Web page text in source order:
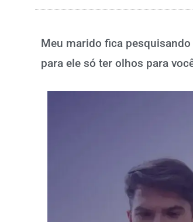
Meu marido fica
para ele só ter olhos para